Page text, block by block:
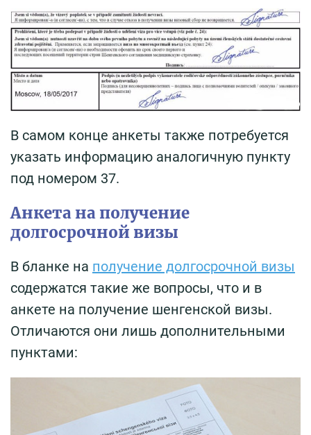
В самом конце анкеты также потребуется
указать информацию аналогичную пункту
под номером 37.
Анкета на получение
долгосрочной визы
В бланке на получение долгосрочной визы
содержатся такие же вопросы, что и в
анкете на получение шенгенской визы.
Отличаются они лишь дополнительными
пунктами: